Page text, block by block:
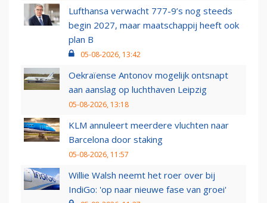
Lufthansa verwacht 777-9’s nog steeds
begin 2027, maar maatschappij heeft ook
plan B
05-08-2026, 13:42
Oekraïense Antonov mogelijk ontsnapt
aan aanslag op luchthaven Leipzig
05-08-2026, 13:18
KLM annuleert meerdere vluchten naar
Barcelona door staking
05-08-2026, 11:57
Willie Walsh neemt het roer over bij
IndiGo: 'op naar nieuwe fase van groei'